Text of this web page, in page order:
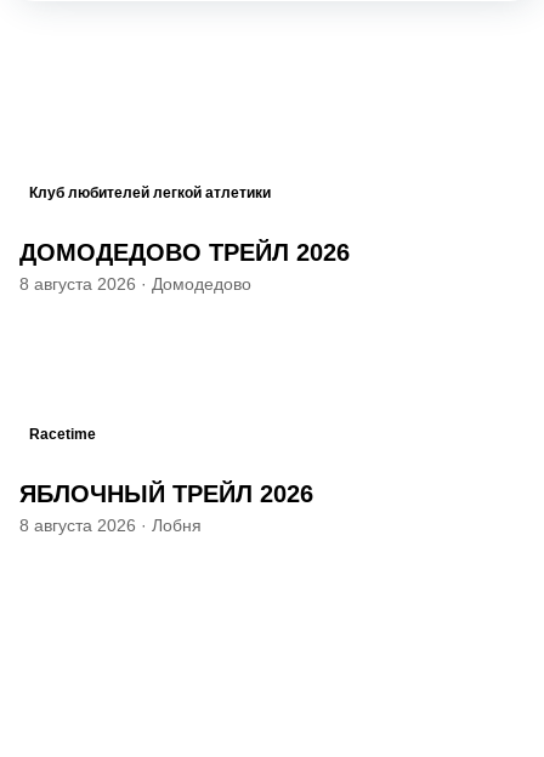
Клуб любителей легкой атлетики
ДОМОДЕДОВО ТРЕЙЛ 2026
8 августа 2026 · Домодедово
Racetime
ЯБЛОЧНЫЙ ТРЕЙЛ 2026
8 августа 2026 · Лобня